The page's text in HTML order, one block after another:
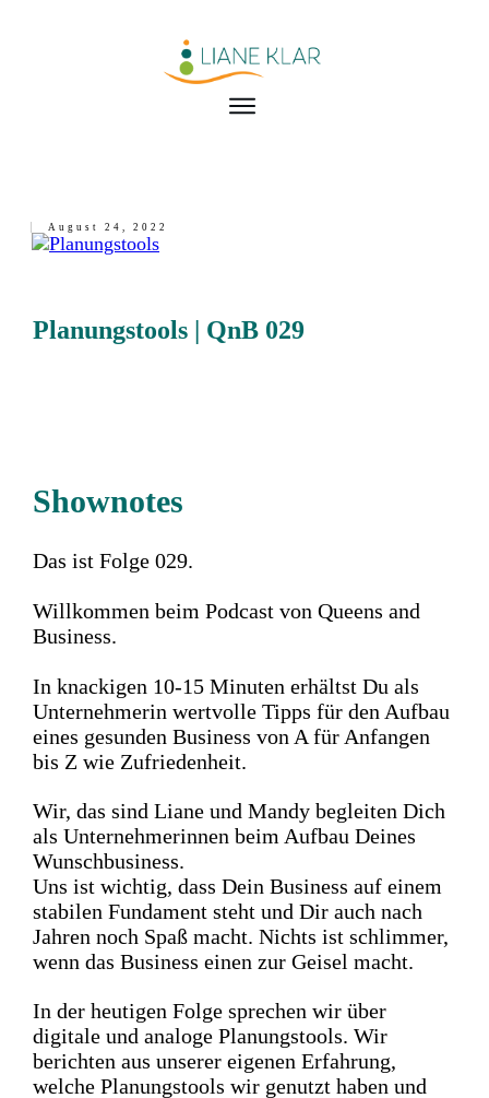
August 24, 2022
Planungstools | QnB 029
Shownotes
Das ist Folge 029.
Willkommen beim Podcast von Queens and
Business.
In knackigen 10-15 Minuten erhältst Du als
Unternehmerin wertvolle Tipps für den Aufbau
eines gesunden Business von A für Anfangen
bis Z wie Zufriedenheit.
Wir, das sind Liane und Mandy begleiten Dich
als Unternehmerinnen beim Aufbau Deines
Wunschbusiness.
Uns ist wichtig, dass Dein Business auf einem
stabilen Fundament steht und Dir auch nach
Jahren noch Spaß macht. Nichts ist schlimmer,
wenn das Business einen zur Geisel macht.
In der heutigen Folge sprechen wir über
digitale und analoge Planungstools. Wir
berichten aus unserer eigenen Erfahrung,
welche Planungstools wir genutzt haben und